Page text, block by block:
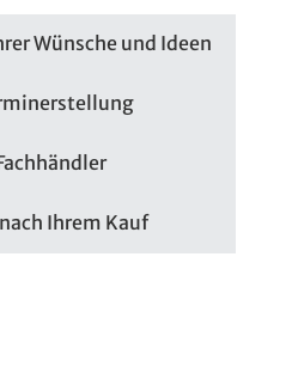
Wünsche und Ideen
Ihrem Kauf